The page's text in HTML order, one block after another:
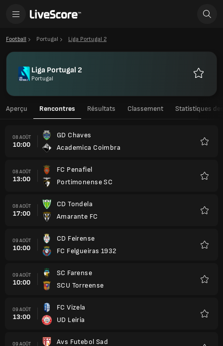
Football Portugal Liga Portugal 2
Liga Portugal 2
Portugal
Aperçu Rencontres Résultats Classement Statistiques
08 AOÛT
10:00
GD Chaves
Academica Coimbra
08 AOÛT
13:00
FC Penafiel
Portimonense SC
08 AOÛT
17:00
CD Tondela
Amarante FC
09 AOÛT
10:00
CD Feirense
FC Felgueiras 1932
09 AOÛT
10:00
SC Farense
SCU Torreense
09 AOÛT
13:00
FC Vizela
UD Leiria
09 AOÛT
Avs Futebol Sad